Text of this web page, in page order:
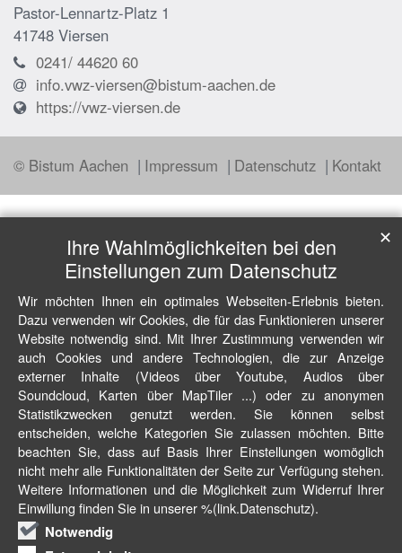
Pastor-Lennartz-Platz 1
41748 Viersen
0241/ 44620 60
info.vwz-viersen@bistum-aachen.de
https://vwz-viersen.de
© Bistum Aachen Impressum Datenschutz Kontakt
Ihre Wahlmöglichkeiten bei den
Einstellungen zum Datenschutz
Wir möchten Ihnen ein optimales Webseiten-Erlebnis bieten.
Dazu verwenden wir Cookies, die für das Funktionieren unserer
Website notwendig sind. Mit Ihrer Zustimmung verwenden wir
auch Cookies und andere Technologien, die zur Anzeige
externer Inhalte (Videos über Youtube, Audios über
Soundcloud, Karten über MapTiler ...) oder zu anonymen
Statistikzwecken genutzt werden. Sie können selbst
entscheiden, welche Kategorien Sie zulassen möchten. Bitte
beachten Sie, dass auf Basis Ihrer Einstellungen womöglich
nicht mehr alle Funktionalitäten der Seite zur Verfügung stehen.
Weitere Informationen und die Möglichkeit zum Widerruf Ihrer
Einwillung finden Sie in unserer %(link.Datenschutz).
Notwendig
✕